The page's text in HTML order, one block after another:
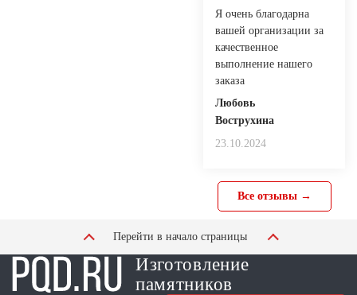
Я очень благодарна
вашей организации за
качественное
выполнение нашего
заказа
Любовь
Вострухина
23.10.2024
Все отзывы →
Перейти в начало страницы
Изготовление
памятников